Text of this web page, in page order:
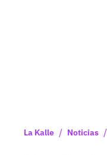
La Kalle / Noticias /